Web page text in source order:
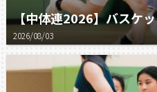
2026/08/03